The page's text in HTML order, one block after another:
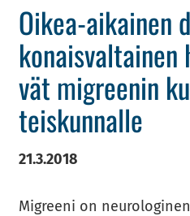
Oikea-​aikainen
vät migree­nin
teis­kun­nal­le
21.3.2018
Migree­ni on